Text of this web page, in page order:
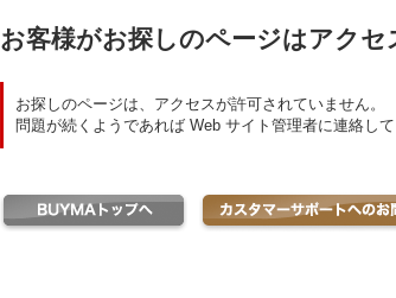
お客様がお探しのページはアクセ
お探しのページは、アクセスが許可されていません。
問題が続くようであれば Web サイト管理者に連絡して